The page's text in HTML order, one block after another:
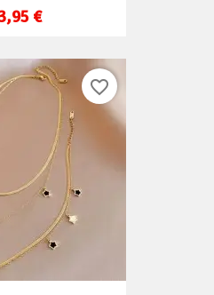
€
favorite_border